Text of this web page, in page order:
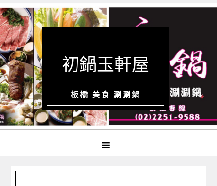
初鍋玉軒屋
板橋 美食 涮涮鍋